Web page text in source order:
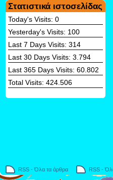
Στατιστικά ιστοσελίδας
Today's Visits: 0
Yesterday's Visits: 100
Last 7 Days Visits: 314
Last 30 Days Visits: 3.794
Last 365 Days Visits: 60.802
Total Visits: 424.506
RSS - Όλα τα άρθρα
RSS -